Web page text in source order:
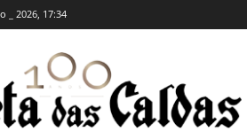
_ 2026, 17:34